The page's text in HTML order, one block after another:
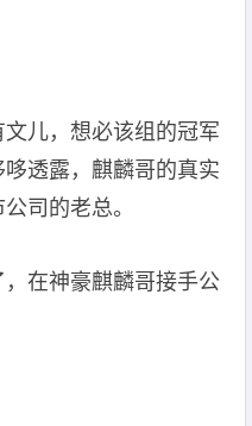
儿，想必该组的冠军
透露，麒麟哥的真实
司的老总。
在神豪麒麟哥接手公